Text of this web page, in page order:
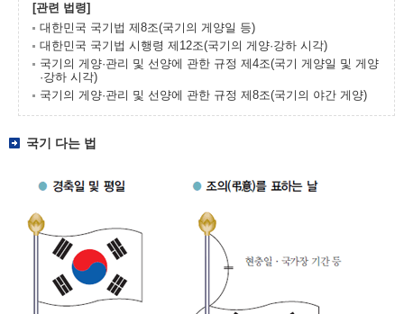
[관련 법령]
대한민국 국기법 제8조(국기의 게양일 등)
대한민국 국기법 시행령 제12조(국기의 게양·강하 시각)
국기의 게양·관리 및 선양에 관한 규정 제4조(국기 게양일 및 게양
·강하 시각)
국기의 게양·관리 및 선양에 관한 규정 제8조(국기의 야간 게양)
국기 다는 법